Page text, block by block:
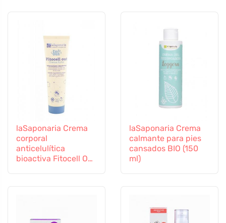
laSaponaria Crema
corporal
anticelulítica
bioactiva Fitocell Out
laSaponaria Crema
calmante para pies
cansados BIO (150
ml)